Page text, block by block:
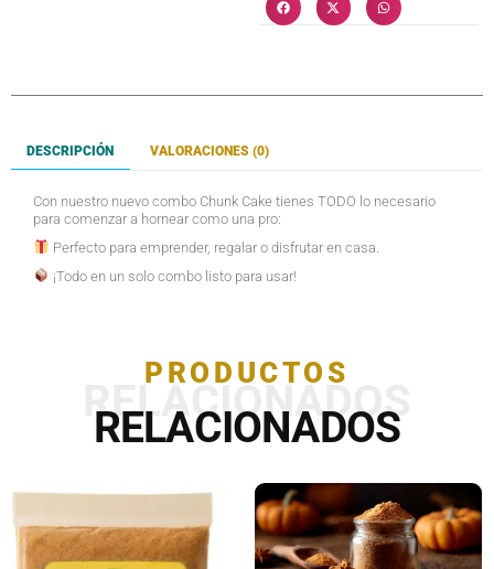
DESCRIPCIÓN VALORACIONES (0)
Con nuestro nuevo combo Chunk Cake tienes TODO lo necesario
para comenzar a hornear como una pro:
Perfecto para emprender, regalar o disfrutar en casa.
¡Todo en un solo combo listo para usar!
PRODUCTOS
RELACIONADOS
RELACIONADOS